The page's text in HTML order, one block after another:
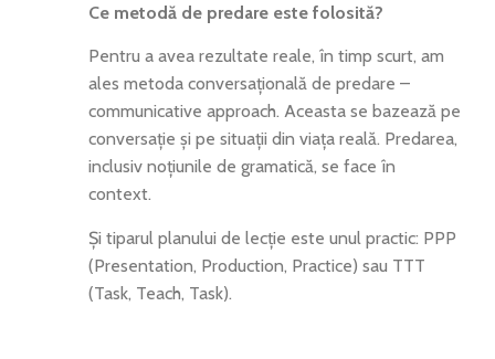
Ce metodă de predare este folosită?
Pentru a avea rezultate reale, în timp scurt, am
ales metoda conversațională de predare –
communicative approach. Aceasta se bazează pe
conversație și pe situații din viața reală. Predarea,
inclusiv noțiunile de gramatică, se face în
context.
Și tiparul planului de lecție este unul practic: PPP
(Presentation, Production, Practice) sau TTT
(Task, Teach, Task).